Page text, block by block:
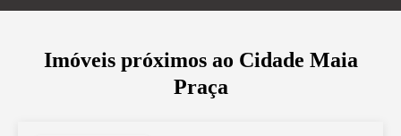
Imóveis próximos ao Cidade Maia
Praça